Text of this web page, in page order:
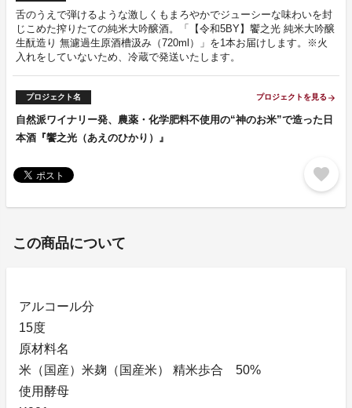
舌のうえで弾けるような激しくもまろやかでジューシーな味わいを封
じこめた搾りたての純米大吟醸酒。「【令和5BY】饗之光 純米大吟醸
生酛造り 無濾過生原酒槽汲み（720ml）」を1本お届けします。※火
入れをしていないため、冷蔵で発送いたします。
プロジェクト名 プロジェクトを見る arrow_forward
自然派ワイナリー発、農薬・化学肥料不使用の“神のお米”で造った日
本酒『饗之光（あえのひかり）』
favorite
この商品について
アルコール分
15度
原材料名
米（国産）米麹（国産米） 精米歩合 50%
使用酵母